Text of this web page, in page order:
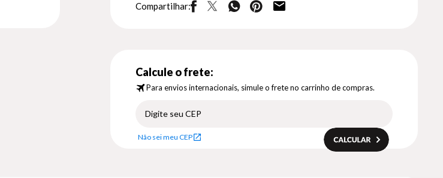
Compartilhar:
Calcule o frete:
Para envios internacionais, simule o frete no carrinho de compras.
Não sei meu CEP